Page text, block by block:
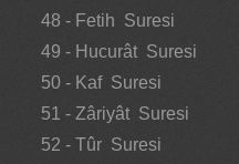
48 - Fetih Suresi
49 - Hucurât Suresi
50 - Kaf Suresi
51 - Zâriyât Suresi
52 - Tûr Suresi